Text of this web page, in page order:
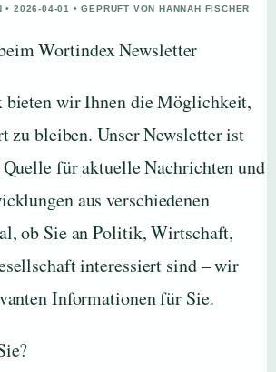
• 2026-04-01 • GEPRUFT VON HANNAH FISCHER
Wortindex Newsletter
bieten wir Ihnen die Möglichkeit,
zu bleiben. Unser Newsletter ist
für aktuelle Nachrichten und
aus verschiedenen
ob Sie an Politik, Wirtschaft,
interessiert sind – wir
Informationen für Sie.